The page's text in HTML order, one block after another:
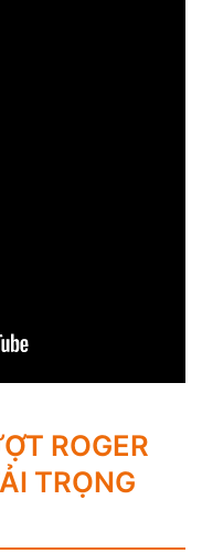
ROGER
TRỌNG